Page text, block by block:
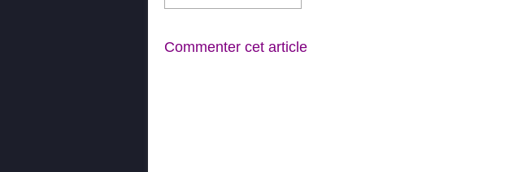
Commenter cet article